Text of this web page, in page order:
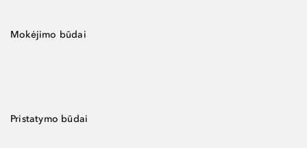
Mokėjimo būdai
Pristatymo būdai